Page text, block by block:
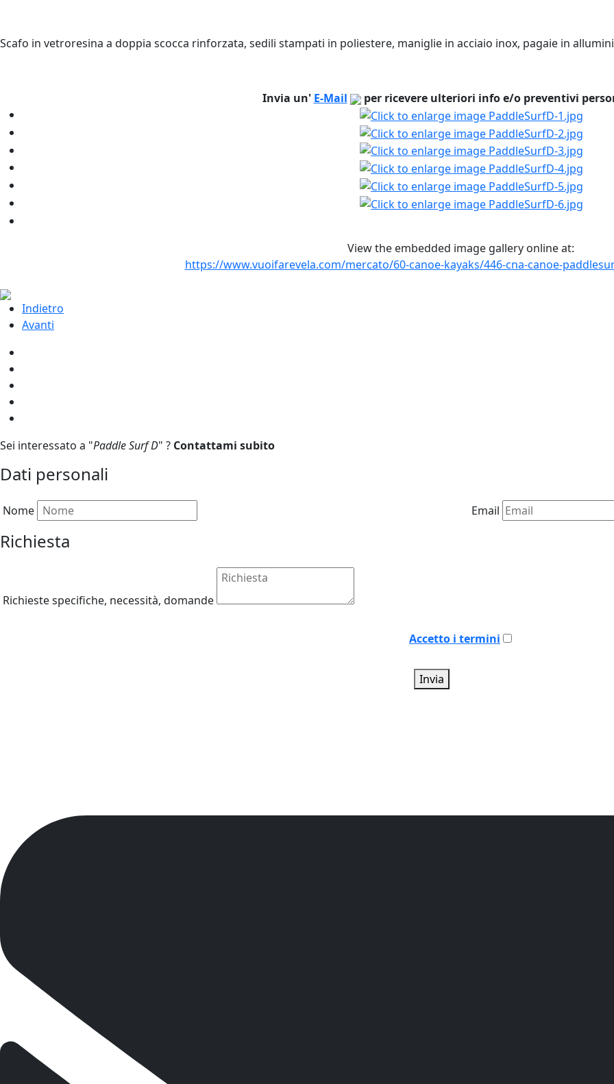
Scafo in vetroresina a doppia scocca rinforzata, sedili stampati in poliestere, maniglie in acciaio inox, pagaie in
Invia un' E-Mail per ricevere ulteriori info e/o preventivi
View the embedded image gallery online at:
https://www.vuoifarevela.com/mercato/60-canoe-kayaks/446-cna-canoe-
Indietro
Avanti
Sei interessato a "Paddle Surf D" ? Contattami subito
Dati personali
Nome Email
Richiesta
Richieste specifiche, necessità, domande
Accetto i termini
Invia